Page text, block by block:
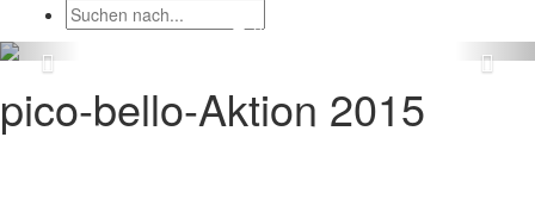
pico-bello-Aktion 2015